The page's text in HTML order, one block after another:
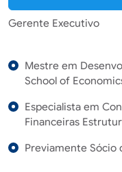
Gerente Executivo
Mestre em
School of
Especialista em
Financeiras
Previamente Sócio